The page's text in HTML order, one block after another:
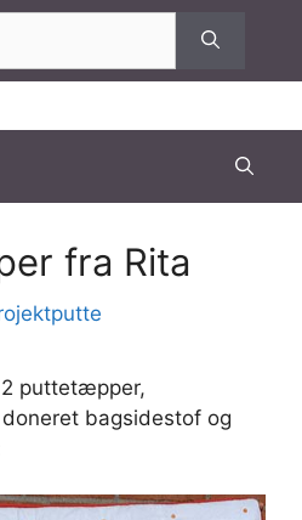
fra Rita
puttetæpper,
bagsidestof og